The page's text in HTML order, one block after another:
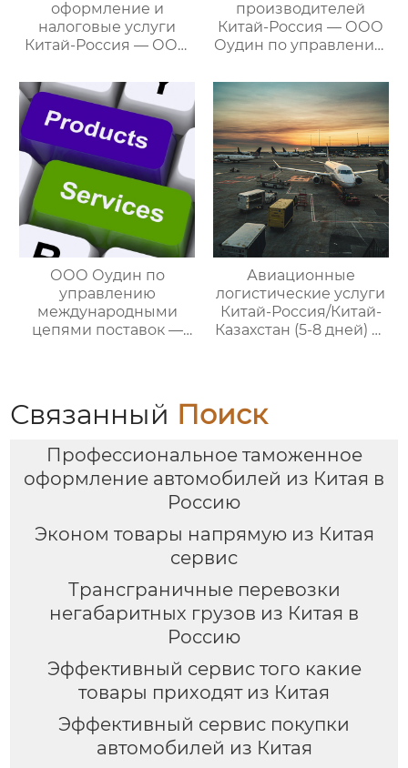
оформление и
налоговые услуги
Китай-Россия — ООО
международными
цепями поставок
производителей
Китай-Россия — ООО
Оудин по управлению
цепями поставок
ООО Оудин по
управлению
международными
цепями поставок —
Авиационные
логистические услуги
Китай-Россия/Китай-
Казахстан (5-8 дней) —
Связанный Поиск
Профессиональное таможенное
оформление автомобилей из Китая в
Россию
Эконом товары напрямую из Китая
сервис
Трансграничные перевозки
негабаритных грузов из Китая в
Россию
Эффективный сервис того какие
товары приходят из Китая
Эффективный сервис покупки
автомобилей из Китая